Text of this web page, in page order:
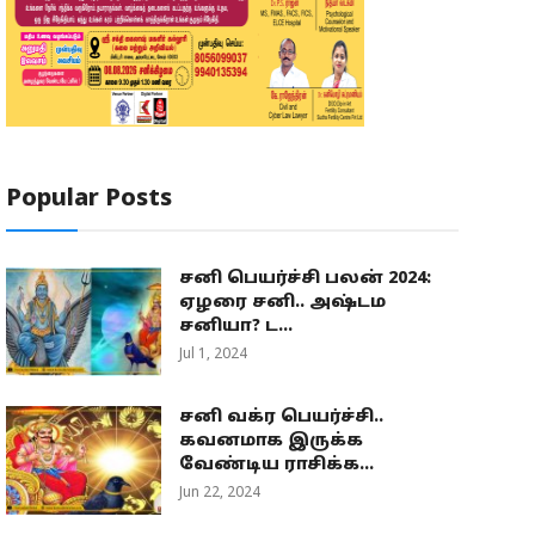
Popular Posts
சனி பெயர்ச்சி பலன் 2024:
ஏழரை சனி.. அஷ்டம
சனியா? ட...
Jul 1, 2024
சனி வக்ர பெயர்ச்சி..
கவனமாக இருக்க
வேண்டிய ராசிக்க...
Jun 22, 2024